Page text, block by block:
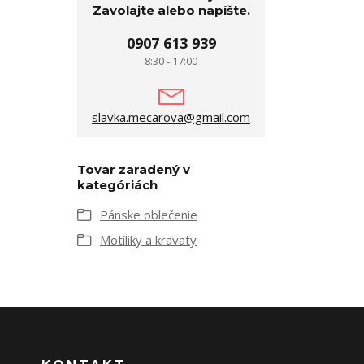
Zavolajte alebo napíšte.
0907 613 939
8:30 - 17:00
slavka.mecarova@gmail.com
Tovar zaradený v
kategóriách
Pánske oblečenie
Motíliky a kravaty